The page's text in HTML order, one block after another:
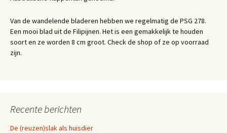
Van de wandelende bladeren hebben we regelmatig de PSG 278.
Een mooi blad uit de Filipijnen. Het is een gemakkelijk te houden
soort en ze worden 8 cm groot. Check de shop of ze op voorraad
zijn.
Recente berichten
De (reuzen)slak als huisdier